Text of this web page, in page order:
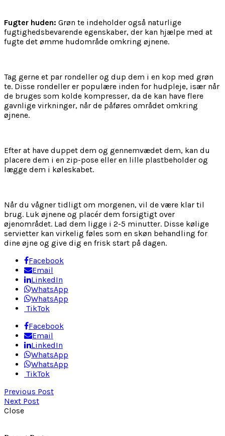
Fugter huden: Grøn te indeholder også naturlige
fugtighedsbevarende egenskaber, der kan hjælpe med at
fugte det ømme hudområde omkring øjnene.
Tag gerne et par rondeller og dup dem i en kop med grøn
te. Disse rondeller er populære inden for hudpleje, især når
de bruges som kolde kompresser, da de kan have flere
gavnlige virkninger, når de påføres området omkring
øjnene.
Efter at have duppet dem og gennemvædet dem, kan du
placere dem i en zip-pose eller en lille plastbeholder og
lægge dem i køleskabet.
Når du vågner tidligt om morgenen, vil de være klar til
brug. Luk øjnene og placér dem forsigtigt over
øjenområdet. Lad dem ligge i 2-5 minutter. Disse kølige
servietter kan virkelig føles som en skøn behandling for
dine øjne og give dig en frisk start på dagen.
Facebook
Email
LinkedIn
WhatsApp
WhatsApp
TikTok
Facebook
Email
LinkedIn
WhatsApp
WhatsApp
TikTok
Previous Post
Next Post
Close